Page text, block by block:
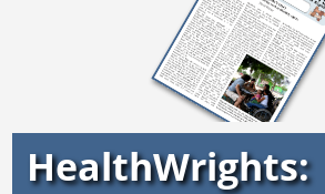
HealthWrights: